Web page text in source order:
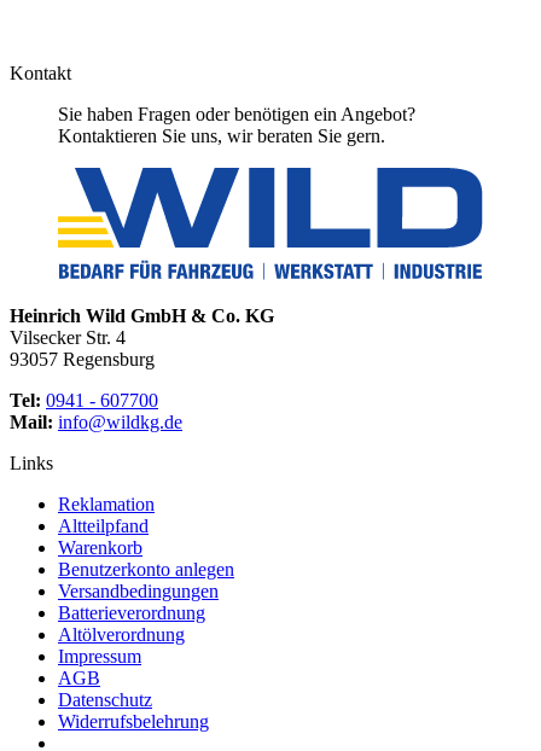
Kontakt
Sie haben Fragen oder benötigen ein Angebot?
Kontaktieren Sie uns, wir beraten Sie gern.
Heinrich Wild GmbH & Co. KG
Vilsecker Str. 4
93057 Regensburg
Tel: 0941 - 607700
Mail: info@wildkg.de
Links
Reklamation
Altteilpfand
Warenkorb
Benutzerkonto anlegen
Versandbedingungen
Batterieverordnung
Altölverordnung
Impressum
AGB
Datenschutz
Widerrufsbelehrung